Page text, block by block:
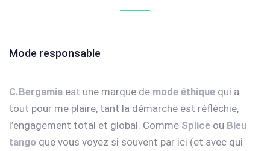
Mode responsable
C.Bergamia est une marque de mode éthique qui a
tout pour me plaire, tant la démarche est réfléchie,
l’engagement total et global. Comme Splice ou Bleu
tango que vous voyez si souvent par ici (et avec qui